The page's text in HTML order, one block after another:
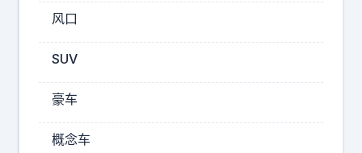
本
之
所
以
敢
跟
中
风口
SUV
豪车
概念车